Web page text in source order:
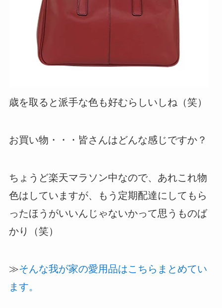
歳を取ると派手な色も好むらしいしね（笑）
お買い物・・・皆さんはどんな感じですか？
ちょうど楽天マラソン中なので、あれこれ物
色はしていますが、もう定期配達にしてもら
ったほうがいいんじゃないかって思うものば
かり（笑）
≫そんな我が家の愛用品はこちらまとめてい
ます。